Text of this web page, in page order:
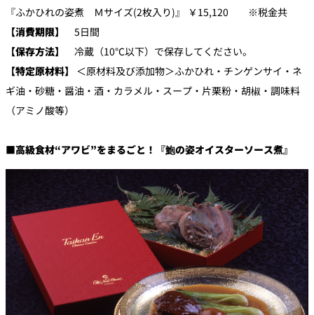
『ふかひれの姿煮 Ｍサイズ(2枚入り)』 ￥15,120 ※税金共
【消費期限】
5日間
【保存方法】
冷蔵（10℃以下）で保存してください。
【特定原材料】 ＜原材料及び添加物＞ふかひれ・チンゲンサイ・ネ
ギ油・砂糖・醤油・酒・カラメル・スープ・片栗粉・胡椒・調味料
（アミノ酸等）
■高級食材“アワビ”をまるごと！『鮑の姿オイスターソース煮』